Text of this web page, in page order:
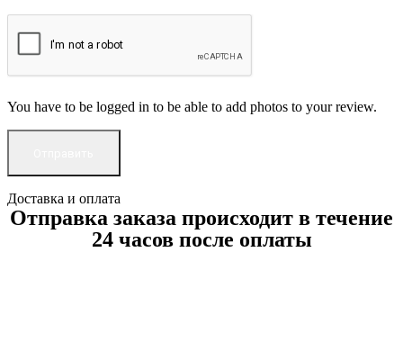
You have to be logged in to be able to add photos to your review.
Доставка и оплата
Отправка заказа происходит в течение
24 часов после оплаты